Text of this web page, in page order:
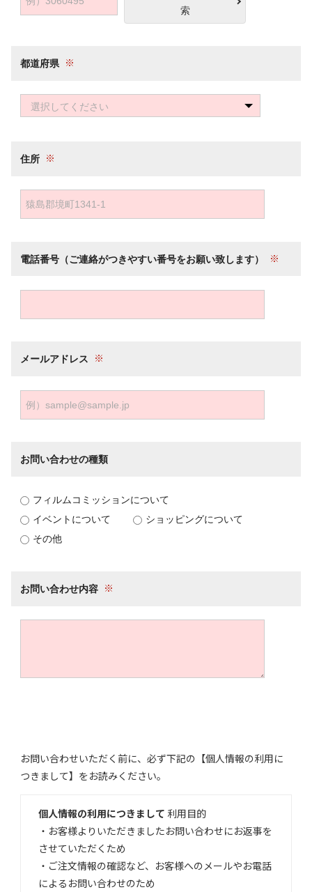
索
都道府県
選択してください
住所
電話番号（ご連絡がつきやすい番号をお願い致します）
メールアドレス
お問い合わせの種類
フィルムコミッションについて
イベントについて
ショッピングについて
その他
お問い合わせ内容
お問い合わせいただく前に、必ず下記の【個人情報の利用に
つきまして】をお読みください。
個人情報の利用につきまして 利用目的
・お客様よりいただきましたお問い合わせにお返事を
させていただくため
・ご注文情報の確認など、お客様へのメールやお電話
によるお問い合わせのため